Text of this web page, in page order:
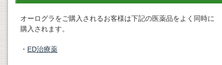
オーログラをご購入されるお客様は下記の医薬品をよく同時に
購入されます。
・ ED治療薬